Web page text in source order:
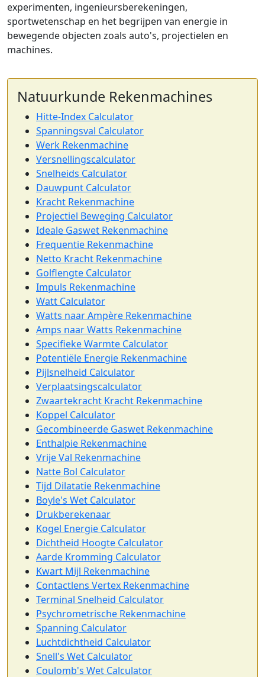
experimenten, ingenieursberekeningen,
sportwetenschap en het begrijpen van energie in
bewegende objecten zoals auto's, projectielen en
machines.
Natuurkunde Rekenmachines
Hitte-Index Calculator
Spanningsval Calculator
Werk Rekenmachine
Versnellingscalculator
Snelheids Calculator
Dauwpunt Calculator
Kracht Rekenmachine
Projectiel Beweging Calculator
Ideale Gaswet Rekenmachine
Frequentie Rekenmachine
Netto Kracht Rekenmachine
Golflengte Calculator
Impuls Rekenmachine
Watt Calculator
Watts naar Ampère Rekenmachine
Amps naar Watts Rekenmachine
Specifieke Warmte Calculator
Potentiële Energie Rekenmachine
Pijlsnelheid Calculator
Verplaatsingscalculator
Zwaartekracht Kracht Rekenmachine
Koppel Calculator
Gecombineerde Gaswet Rekenmachine
Enthalpie Rekenmachine
Vrije Val Rekenmachine
Natte Bol Calculator
Tijd Dilatatie Rekenmachine
Boyle's Wet Calculator
Drukberekenaar
Kogel Energie Calculator
Dichtheid Hoogte Calculator
Aarde Kromming Calculator
Kwart Mijl Rekenmachine
Contactlens Vertex Rekenmachine
Terminal Snelheid Calculator
Psychrometrische Rekenmachine
Spanning Calculator
Luchtdichtheid Calculator
Snell's Wet Calculator
Coulomb's Wet Calculator